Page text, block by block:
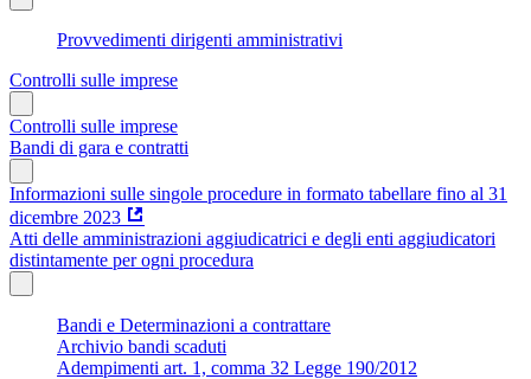
Provvedimenti dirigenti amministrativi
Controlli sulle imprese
Controlli sulle imprese
Bandi di gara e contratti
Informazioni sulle singole procedure in formato tabellare fino al 31
dicembre 2023
Atti delle amministrazioni aggiudicatrici e degli enti aggiudicatori
distintamente per ogni procedura
Bandi e Determinazioni a contrattare
Archivio bandi scaduti
Adempimenti art. 1, comma 32 Legge 190/2012